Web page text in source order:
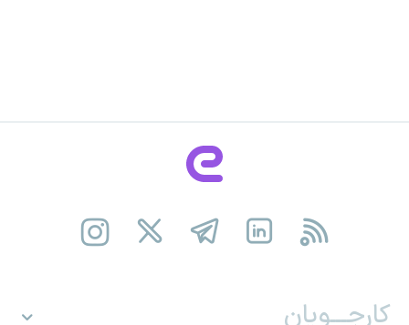
کارجـــویان